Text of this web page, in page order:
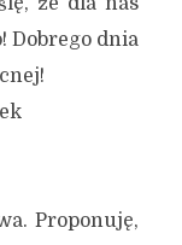
Dobrego dnia
Proponuję,